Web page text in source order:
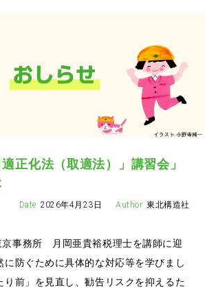
適正化法（取適法）」講習会」
2026年4月23日 東北構造社
事務所 月岡亜貴裕税理士を講師に迎
に防ぐために具体的な対応等を学びまし
り前」を見直し、勧告リスクを抑えるた